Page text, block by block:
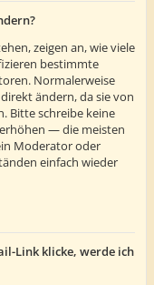
zeigen an, wie viele
bestimmte
Normalerweise
ändern, da sie von
Bitte schreibe keine
— die meisten
Moderator oder
einfach wieder
Link klicke, werde ich